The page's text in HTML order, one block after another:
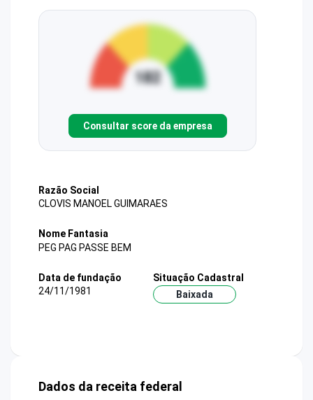
Consultar score da empresa
Razão Social
CLOVIS MANOEL GUIMARAES
Nome Fantasia
PEG PAG PASSE BEM
Data de fundação
24/11/1981
Situação Cadastral
Baixada
Dados da receita federal